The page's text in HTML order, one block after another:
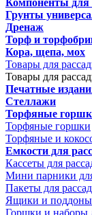
Компоненты для
Грунты
Дренаж
Торф и
Кора, щепа, мох
Товары для
Товары для
Печатные
Стеллажи
Торфяные
Торфяные горшки
Торфяные и
Емкости для
Кассеты для
Мини парники
Пакеты для
Ящики и поддоны
Горшки и наборы